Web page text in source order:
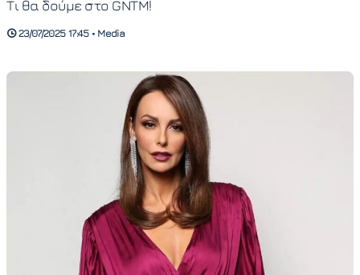
Τι θα δούμε στο GNTM!
23/07/2025 17:45 • Media